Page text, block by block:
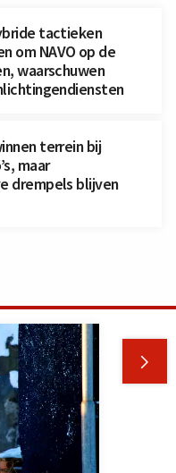
tactieken
om NAVO op de
waarschuwen
terrein bij
maar
drempels blijven
